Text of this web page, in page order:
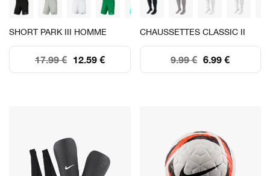
SHORT PARK III HOMME
12.59 €
17.99 €
CHAUSSETTES CLASSIC II
6.99 €
9.99 €